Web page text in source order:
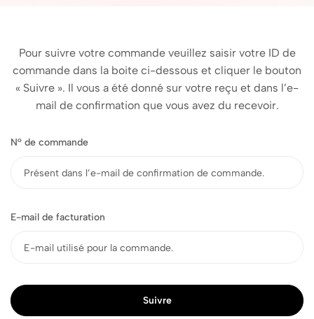
Pour suivre votre commande veuillez saisir votre ID de
commande dans la boite ci-dessous et cliquer le bouton
« Suivre ». Il vous a été donné sur votre reçu et dans l’e-
mail de confirmation que vous avez du recevoir.
N° de commande
E-mail de facturation
Suivre